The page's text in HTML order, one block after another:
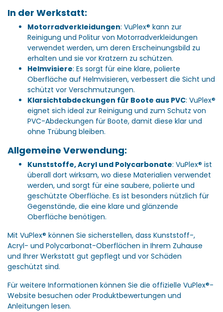
In der Werkstatt:
Motorradverkleidungen: VuPlex® kann zur
Reinigung und Politur von Motorradverkleidungen
verwendet werden, um deren Erscheinungsbild zu
erhalten und sie vor Kratzern zu schützen.
Helmvisiere: Es sorgt für eine klare, polierte
Oberfläche auf Helmvisieren, verbessert die Sicht und
schützt vor Verschmutzungen.
Klarsichtabdeckungen für Boote aus PVC: VuPlex®
eignet sich ideal zur Reinigung und zum Schutz von
PVC-Abdeckungen für Boote, damit diese klar und
ohne Trübung bleiben.
Allgemeine Verwendung:
Kunststoffe, Acryl und Polycarbonate: VuPlex® ist
überall dort wirksam, wo diese Materialien verwendet
werden, und sorgt für eine saubere, polierte und
geschützte Oberfläche. Es ist besonders nützlich für
Gegenstände, die eine klare und glänzende
Oberfläche benötigen.
Mit VuPlex® können Sie sicherstellen, dass Kunststoff-,
Acryl- und Polycarbonat-Oberflächen in Ihrem Zuhause
und Ihrer Werkstatt gut gepflegt und vor Schäden
geschützt sind.
Für weitere Informationen können Sie die offizielle VuPlex®-
Website besuchen oder Produktbewertungen und
Anleitungen lesen.